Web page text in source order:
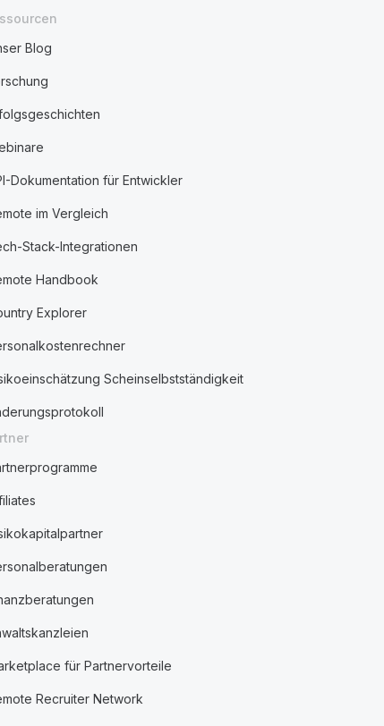
Blog
Dokumentation für Entwickler
im Vergleich
Stack-Integrationen
Handbook
Explorer
Scheinselbstständigkeit
für Partnervorteile
Recruiter Network